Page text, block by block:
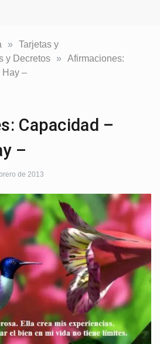
» Tarjetas y
y Decretos » Afirmaciones:
Hay –
Capacidad –
–
de 2013